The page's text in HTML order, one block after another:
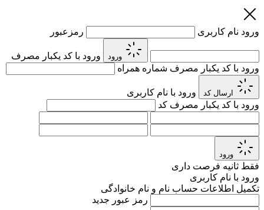
ورود نام کاربری رمزعبور
ورود
ورود با کد یکبار مصرف
ورود با کد یکبار مصرف شماره همراه
ارسال کد
ورود با نام کاربری
ورود با کد یکبار مصرف کد
ورود
فقط ثانیه فرصت داری
ورود با نام کاربری
تکمیل اطلاعات حساب نام و نام خانوادگی
رمز عبور جدید